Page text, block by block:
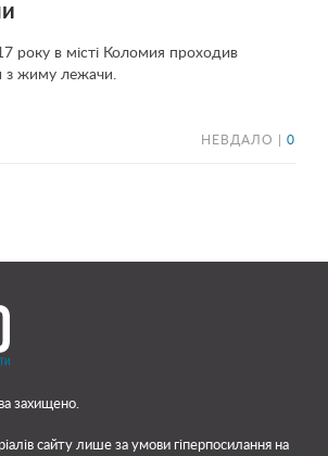
року в місті Коломия проходив
з жиму лежачи.
НЕВДАЛО | 0
захищено.
сайту лише за умови гіперпосилання на